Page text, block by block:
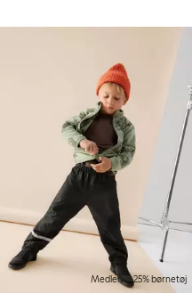
Medlem: -25% børnetøj